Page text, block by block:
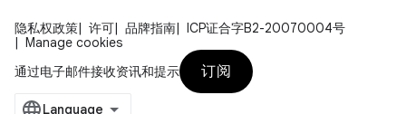
隐私权政策 许可 品牌指南
ICP证合字B2-20070004号
Manage cookies
通过电子邮件接收资讯和提示
订阅